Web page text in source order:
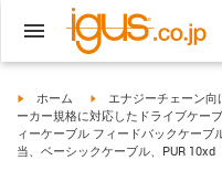
igus-icon-arrow-right
ホーム igus-icon-arrow-right
エナジーチェーン向
ーカー規格に対応したドライブケー
ィーケーブル フィードバックケーブ
当、ベーシックケーブル、PUR 10xd